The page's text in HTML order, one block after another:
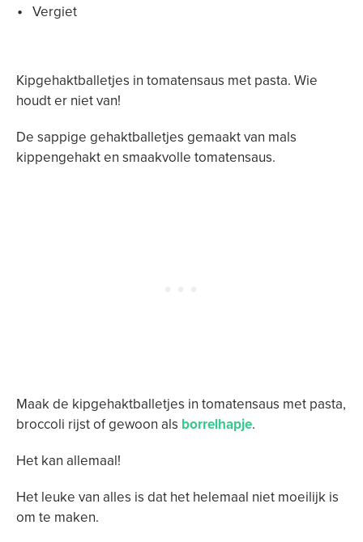
Vergiet
Kipgehaktballetjes in tomatensaus met pasta. Wie
houdt er niet van!
De sappige gehaktballetjes gemaakt van mals
kippengehakt en smaakvolle tomatensaus.
Maak de kipgehaktballetjes in tomatensaus met pasta,
broccoli rijst of gewoon als borrelhapje.
Het kan allemaal!
Het leuke van alles is dat het helemaal niet moeilijk is
om te maken.